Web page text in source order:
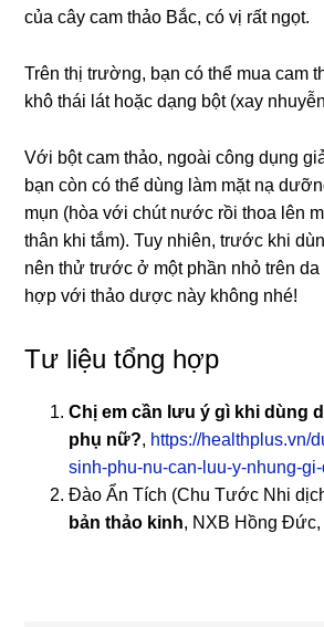
của cây cam thảo Bắc, có vị rất ngọt.
Trên thị trường, bạn có thể mua cam
khô thái lát hoặc dạng bột (xay
Với bột cam thảo, ngoài công dụng
bạn còn có thể dùng làm mặt nạ
mụn (hòa với chút nước rồi thoa lên
thân khi tắm). Tuy nhiên, trước khi
nên thử trước ở một phần nhỏ trên da
hợp với thảo dược này không nhé!
Tư liệu tổng hợp
Chị em cần lưu ý gì khi dùng
phụ nữ?, https://healthplus.vn/
sinh-phu-nu-can-luu-y-nhung-gi-
Đào Ẩn Tích (Chu Tước Nhi
bản thảo kinh, NXB Hồng Đức,